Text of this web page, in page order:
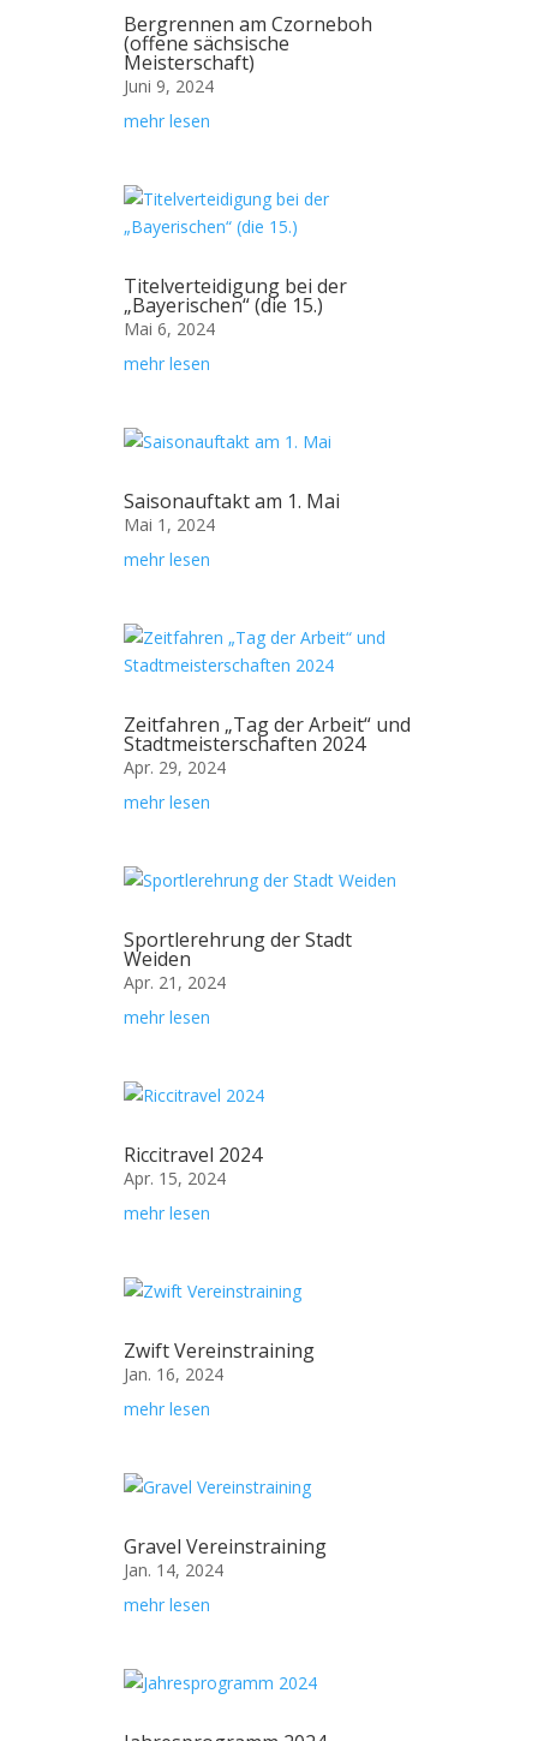
Bergrennen am Czorneboh
(offene sächsische
Meisterschaft)
Juni 9, 2024
mehr lesen
Titelverteidigung bei der
„Bayerischen“ (die 15.)
Mai 6, 2024
mehr lesen
Saisonauftakt am 1. Mai
Mai 1, 2024
mehr lesen
Zeitfahren „Tag der Arbeit“ und
Stadtmeisterschaften 2024
Apr. 29, 2024
mehr lesen
Sportlerehrung der Stadt
Weiden
Apr. 21, 2024
mehr lesen
Riccitravel 2024
Apr. 15, 2024
mehr lesen
Zwift Vereinstraining
Jan. 16, 2024
mehr lesen
Gravel Vereinstraining
Jan. 14, 2024
mehr lesen